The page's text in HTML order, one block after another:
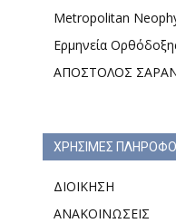
Metropolitan
Ερμηνεία
ΑΠΟΣΤΟΛΟΣ
ΧΡΗΣΙΜΕΣ
ΔΙΟΙΚΗΣΗ
ΑΝΑΚΟΙΝΩΣΕΙΣ